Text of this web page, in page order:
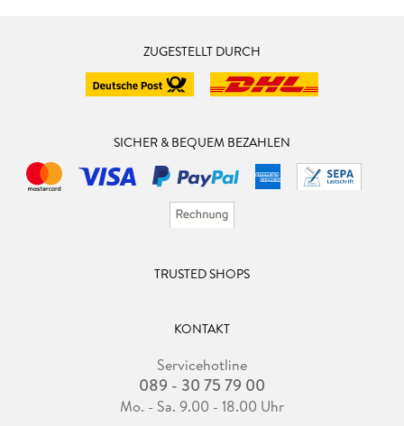
ZUGESTELLT DURCH
SICHER & BEQUEM BEZAHLEN
TRUSTED SHOPS
KONTAKT
Servicehotline
089 - 30 75 79 00
Mo. - Sa. 9.00 - 18.00 Uhr